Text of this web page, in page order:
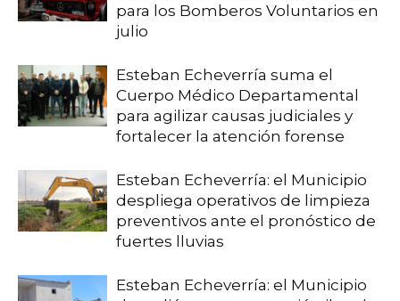
para los Bomberos Voluntarios en
julio
Esteban Echeverría suma el
Cuerpo Médico Departamental
para agilizar causas judiciales y
fortalecer la atención forense
Esteban Echeverría: el Municipio
despliega operativos de limpieza
preventivos ante el pronóstico de
fuertes lluvias
Esteban Echeverría: el Municipio